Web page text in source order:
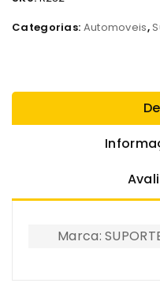
Categorias: Automoveis,
Marca: